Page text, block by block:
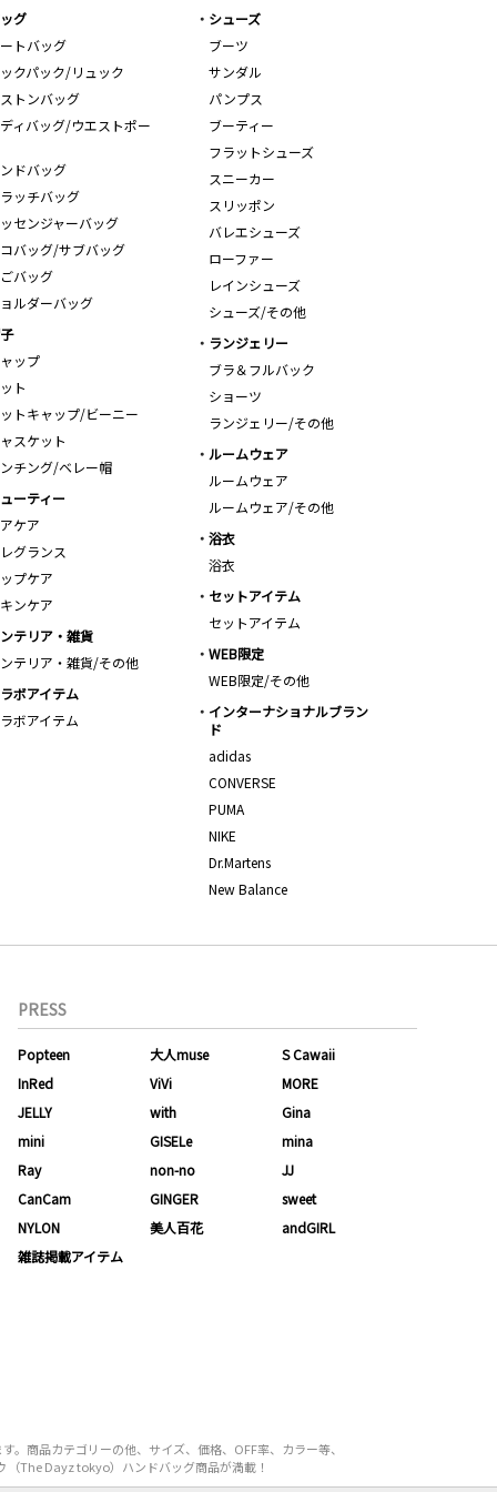
グ
トバッグ
クパック/リュック
トンバッグ
ィバッグ/ウエストポー
ドバッグ
ッチバッグ
センジャーバッグ
バッグ/サブバッグ
バッグ
ルダーバッグ
シューズ
ブーツ
サンダル
パンプス
ブーティー
フラットシューズ
スニーカー
スリッポン
バレエシューズ
ローファー
レインシューズ
シューズ/その他
ップ
ト
トキャップ/ビーニー
スケット
チング/ベレー帽
ランジェリー
ブラ＆フルバック
ショーツ
ランジェリー/その他
ルームウェア
ルームウェア
ルームウェア/その他
ーティー
ケア
グランス
プケア
ンケア
浴衣
浴衣
セットアイテム
セットアイテム
テリア・雑貨
テリア・雑貨/その他
WEB限定
WEB限定/その他
ボアイテム
ボアイテム
インターナショナルブラン
ド
adidas
CONVERSE
PUMA
NIKE
Dr.Martens
New Balance
PRESS
Popteen 大人muse
S Cawaii
InRed
ViVi
MORE
JELLY
with
Gina
mini
GISELe
mina
Ray
non-no
JJ
CanCam
GINGER
sweet
NYLON
美人百花
andGIRL
雑誌掲載アイテム
商品カテゴリーの他、サイズ、価格、OFF率、カラー等、
The Dayz tokyo）ハンドバッグ商品が満載！